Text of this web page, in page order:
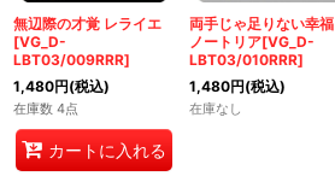
無辺際の才覚 レライエ
[VG_D-
LBT03/009RRR]
1,480円(税込)
在庫数 4点
カートに入れる
両手じゃ足りない幸福
ノートリア[VG_D-
LBT03/010RRR]
1,480円(税込)
在庫なし